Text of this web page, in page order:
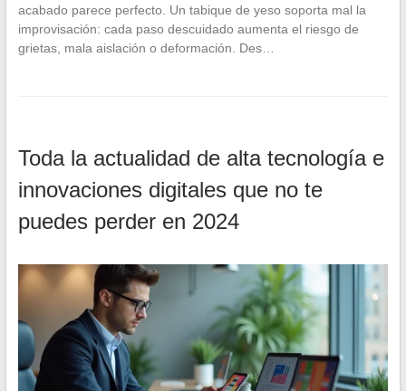
acabado parece perfecto. Un tabique de yeso soporta mal la
improvisación: cada paso descuidado aumenta el riesgo de
grietas, mala aislación o deformación. Des…
Toda la actualidad de alta tecnología e
innovaciones digitales que no te
puedes perder en 2024